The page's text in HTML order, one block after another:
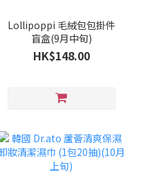
Lollipoppi 毛絨包包掛件
盲盒(9月中旬)
HK$148.00